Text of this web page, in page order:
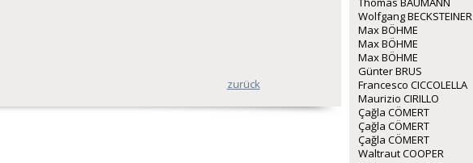
zurück
Wolfgang BECKSTEINER
Max BÖHME
Max BÖHME
Max BÖHME
Günter BRUS
Francesco CICCOLELLA
Maurizio CIRILLO
Çağla CÖMERT
Çağla CÖMERT
Çağla CÖMERT
Waltraut COOPER